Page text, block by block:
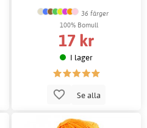
36 färger
100% Bomull
17 kr
I lager
Se alla